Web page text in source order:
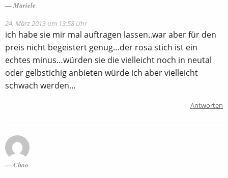
Muriele
24. März 2013 um 13:58 Uhr
ich habe sie mir mal auftragen lassen..war aber für den
preis nicht begeistert genug…der rosa stich ist ein
echtes minus…würden sie die vielleicht noch in neutal
oder gelbstichig anbieten würde ich aber vielleicht
schwach werden…
Antworten
Choo